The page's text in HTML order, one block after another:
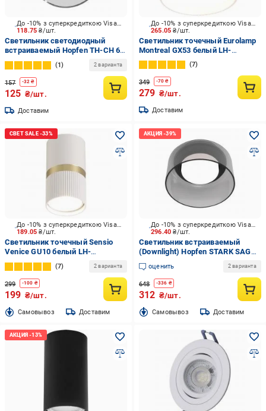
118.75₴/шт.
До -10% з суперкредиткою Visa Вигода
Светильник светодиодный
встраиваемый Hopfen TH-CH 6
Вт 4200 К белый/хром
1 2 варианта
157 -32 ₴
125 ₴/шт.
Доставим
265.05₴/шт.
До -10% з суперкредиткою Visa Вигода
Светильник точечный Eurolamp
Montreal GX53 белый LH-
GX53(white)G1
7
349 -70 ₴
279 ₴/шт.
Доставим
189.05₴/шт.
До -10% з суперкредиткою Visa Вигода
Светильник точечный Sensio
Venice GU10 белый LH-
GU10(white)Q2
7 2 варианта
299 -100 ₴
199 ₴/шт.
Cамовывоз Доставим
296.40₴/шт.
До -10% з суперкредиткою Visa Вигода
Светильник встраиваемый
(Downlight) Hopfen STARK SAGA-
GX-1 BK черный
оценить 2 варианта
648 -336 ₴
312 ₴/шт.
Cамовывоз Доставим